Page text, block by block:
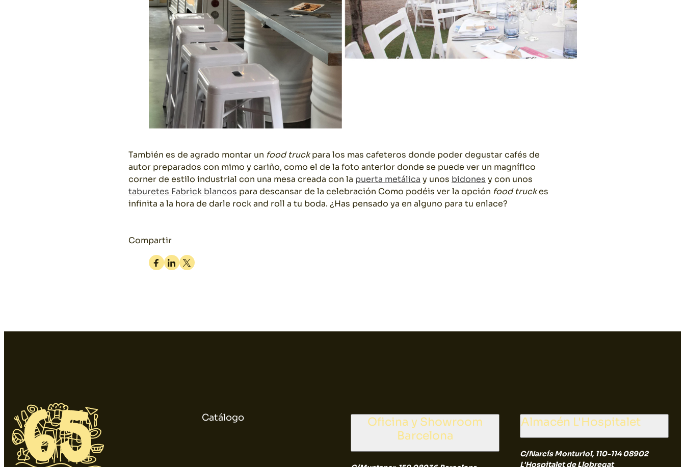
También es de agrado montar un food truckpara los mas cafeteros donde poder degustar cafés de
autor preparados con mimo y cariño, como el de la foto anterior donde se puede ver un magnífico
corner de estilo industrial con una mesa creada con la puerta metálica y unos bidones y con unos
taburetes Fabrick blancos para descansar de la celebración Como podéis ver la opción food truckes
infinita a la hora de darle rock and roll a tu boda. ¿Has pensado ya en alguno para tu enlace?
Compartir
Facebook
Linkedin
Twitter
Catálogo
Oficina y Showroom
Barcelona
Almacén L'Hospitalet
C/Narcís Monturiol, 110-114 08902
L'Hospitalet de Llobregat